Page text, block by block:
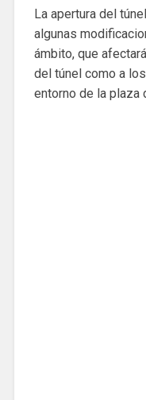
La apertura del
algunas
ámbito, que
del túnel como a
entorno de la plaza